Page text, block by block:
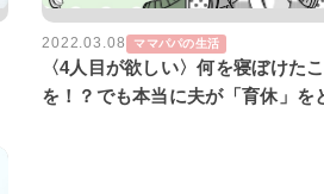
2022.03.08 ママパパの生活
〈4人目が欲しい〉何を寝ぼけた
を！？でも本当に夫が「育休」を